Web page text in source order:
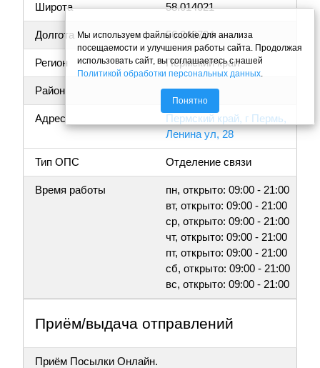
Широта 58.014021
Долгота 56.248784
Регион Пермский край
Район
Адрес
Пермский край, г Пермь,
Ленина ул, 28
Тип ОПС Отделение связи
Время работы
пн, открыто: 09:00 - 21:00
вт, открыто: 09:00 - 21:00
ср, открыто: 09:00 - 21:00
чт, открыто: 09:00 - 21:00
пт, открыто: 09:00 - 21:00
сб, открыто: 09:00 - 21:00
вс, открыто: 09:00 - 21:00
Приём/выдача отправлений
Приём Посылки Онлайн.
Мы используем файлы cookie для анализа
посещаемости и улучшения работы сайта. Продолжая
использовать сайт, вы соглашаетесь с нашей
Политикой обработки персональных данных
Понятно